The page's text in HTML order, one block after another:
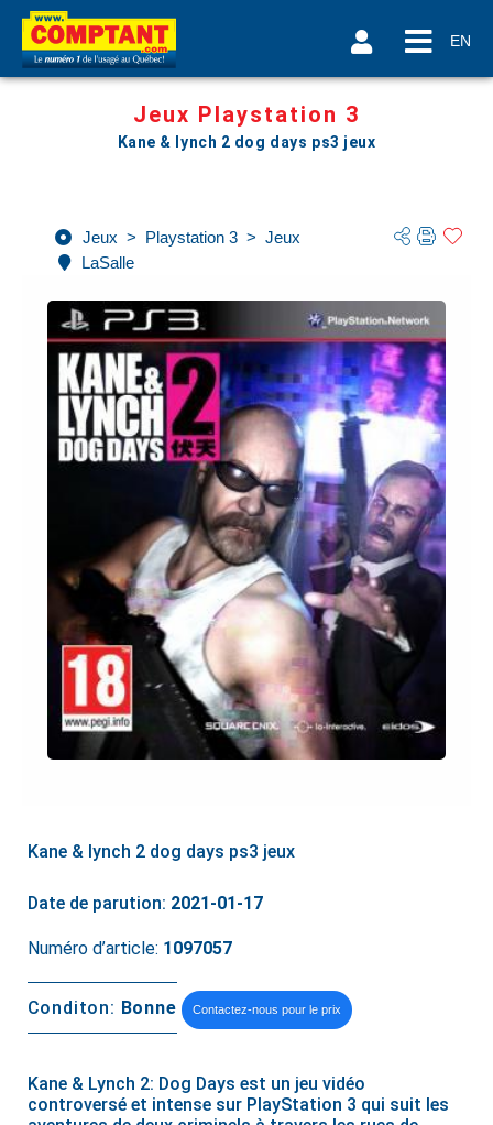
EN
Jeux Playstation 3
Kane & lynch 2 dog days ps3 jeux
Jeux > Playstation 3 > Jeux
LaSalle
Kane & lynch 2 dog days ps3 jeux
Date de parution: 2021-01-17
Numéro d’article: 1097057
Conditon: Bonne Contactez-nous pour le prix
Kane & Lynch 2: Dog Days est un jeu vidéo
controversé et intense sur PlayStation 3 qui suit les